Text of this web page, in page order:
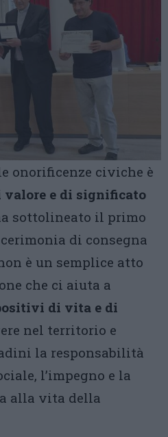
onorificenze civiche è
valore e di significato
sottolineato il primo
di consegna
è un semplice atto
che ci aiuta a
di vita e di
nel territorio e
la responsabilità
l’impegno e la
alla vita della